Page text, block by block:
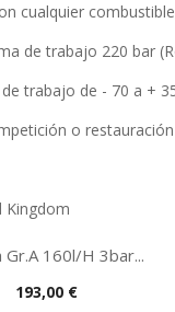
cualquier
de trabajo 220 bar
trabajo de - 70 a +
o restauración
Kingdom
INTERESARLE
Vista rápida
Gr.A 160l/h 3bar...
Precio
193,00 €